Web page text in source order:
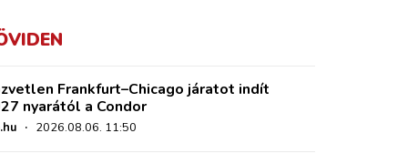
Frankfurt–Chicago járatot indít
nyarától a Condor
· 2026.08.06. 11:50